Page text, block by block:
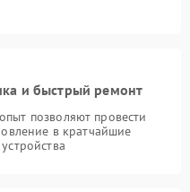
и быстрый ремонт
позволяют провести
в кратчайшие